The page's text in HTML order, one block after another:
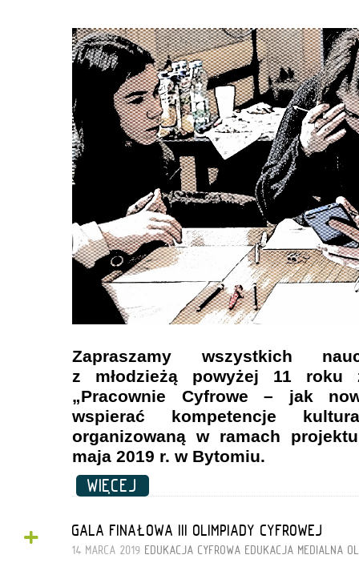
Zapraszamy wszystkich
z młodzieżą powyżej 11 roku
„Pracownie Cyfrowe – jak
wspierać kompetencje
organizowaną w ramach
maja 2019 r. w Bytomiu.
WIĘCEJ
+ GALA FINAŁOWA III OLIMPIADY CYFROWEJ
14 MARCA 2019 EDUKACJA CYFROWA EDUKACJA MEDIALNA